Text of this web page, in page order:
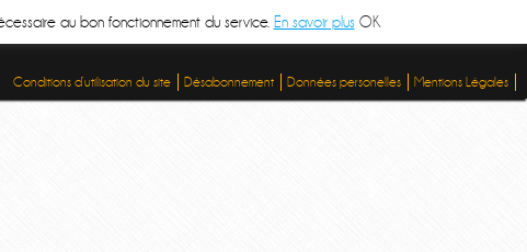
Conditions d’utilisation du site Désabonnement Données personelles Mentions Légales
au bon fonctionnement du service. En savoir plus OK